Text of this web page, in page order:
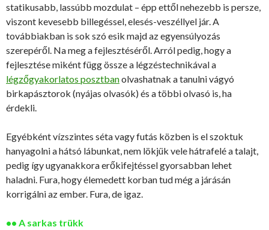
statikusabb, lassúbb mozdulat – épp ettől nehezebb is persze,
viszont kevesebb billegéssel, elesés-veszéllyel jár. A
továbbiakban is sok szó esik majd az egyensúlyozás
szerepéről. Na meg a fejlesztéséről. Arról pedig, hogy a
fejlesztése miként függ össze a légzéstechnikával a
légzőgyakorlatos posztbanolvashatnak a tanulni vágyó
birkapásztorok (nyájas olvasók) és a többi olvasó is, ha
érdekli.
Egyébként vízszintes séta vagy futás közben is el szoktuk
hanyagolni a hátsó lábunkat, nem lökjük vele hátrafelé a talajt,
pedig így ugyanakkora erőkifejtéssel gyorsabban lehet
haladni. Fura, hogy élemedett korban tud még a járásán
korrigálni az ember. Fura, de igaz.
•• A sarkas trükk